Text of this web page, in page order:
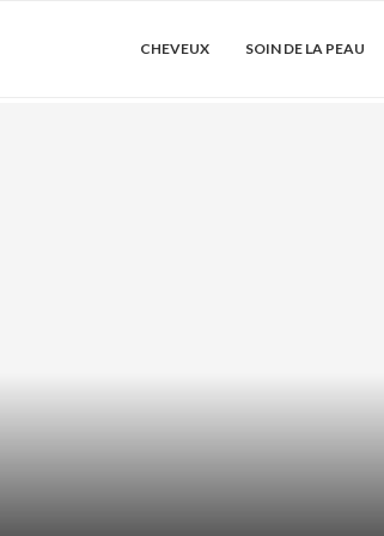
CHEVEUX SOIN DE LA PEAU